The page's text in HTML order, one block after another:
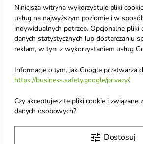

Apis PICK'N'MIX
Maska proteinowo-
emolientowa do
Maska do włosów
wzmacniająco-regenerująca z
intensywnie odżywiający
10,90 €
Apis
Niniejsza witryna wykorzystuje pliki
usług na najwyższym poziomie i w
indywidualnych potrzeb. Opcjonalne pliki
danych statystycznych lub dostarczaniu
reklam, w tym z wykorzystaniem usług
Informacje o tym, jak Google przetwarza
https://business.safety.google/privacy/.
Czy akceptujesz te pliki cookie i związane
danych osobowych?
tune Dostosuj